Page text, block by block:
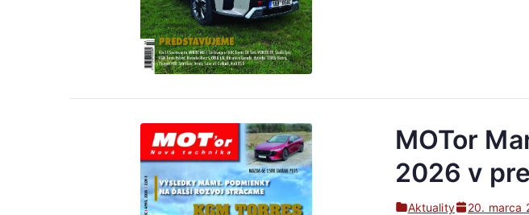
MOTor
2026 v
Aktuality 20. marca